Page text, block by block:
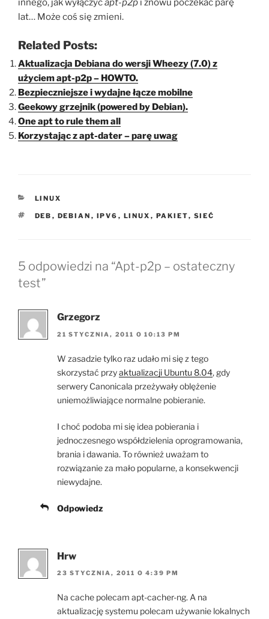
innego, jak wyłączyćapt-p2p i znowu poczekać parę
lat… Może coś się zmieni.
Related Posts:
Aktualizacja Debiana do wersji Wheezy (7.0) z
użyciem apt-p2p – HOWTO.
Bezpieczniejsze i wydajne łącze mobilne
Geekowy grzejnik (powered by Debian).
One apt to rule them all
Korzystając z apt-dater – parę uwag
KATEGORIE
LINUX
TAGI
DEB , DEBIAN , IPV6 , LINUX , PAKIET, SIEĆ
5 odpowiedzi na “Apt-p2p – ostateczny
test”
Grzegorz
21 STYCZNIA, 2011 O 10:13 PM
W zasadzie tylko raz udało mi się z tego
skorzystać przyaktualizacji Ubuntu 8.04, gdy
serwery Canonicala przeżywały oblężenie
uniemożliwiające normalne pobieranie.
I choć podoba mi się idea pobierania i
jednoczesnego współdzielenia oprogramowania,
brania i dawania. To również uważam to
rozwiązanie za mało popularne, a konsekwencji
niewydajne.
Odpowiedz
Hrw
23 STYCZNIA, 2011 O 4:39 PM
Na cache polecam apt-cacher-ng. A na
aktualizację systemu polecam używanie lokalnych